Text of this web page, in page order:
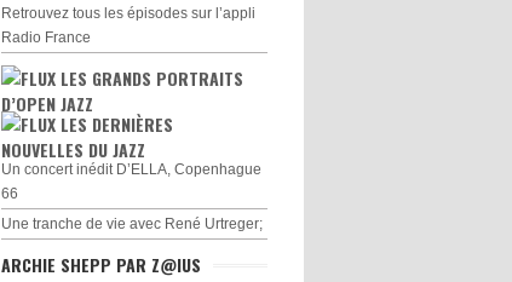
Retrouvez tous les épisodes sur l’appli
Radio France
LES GRANDS PORTRAITS
D’OPEN JAZZ
LES DERNIÈRES
NOUVELLES DU JAZZ
Un concert inédit D’ELLA, Copenhague
66
Une tranche de vie avec René Urtreger;
ARCHIE SHEPP PAR Z@IUS